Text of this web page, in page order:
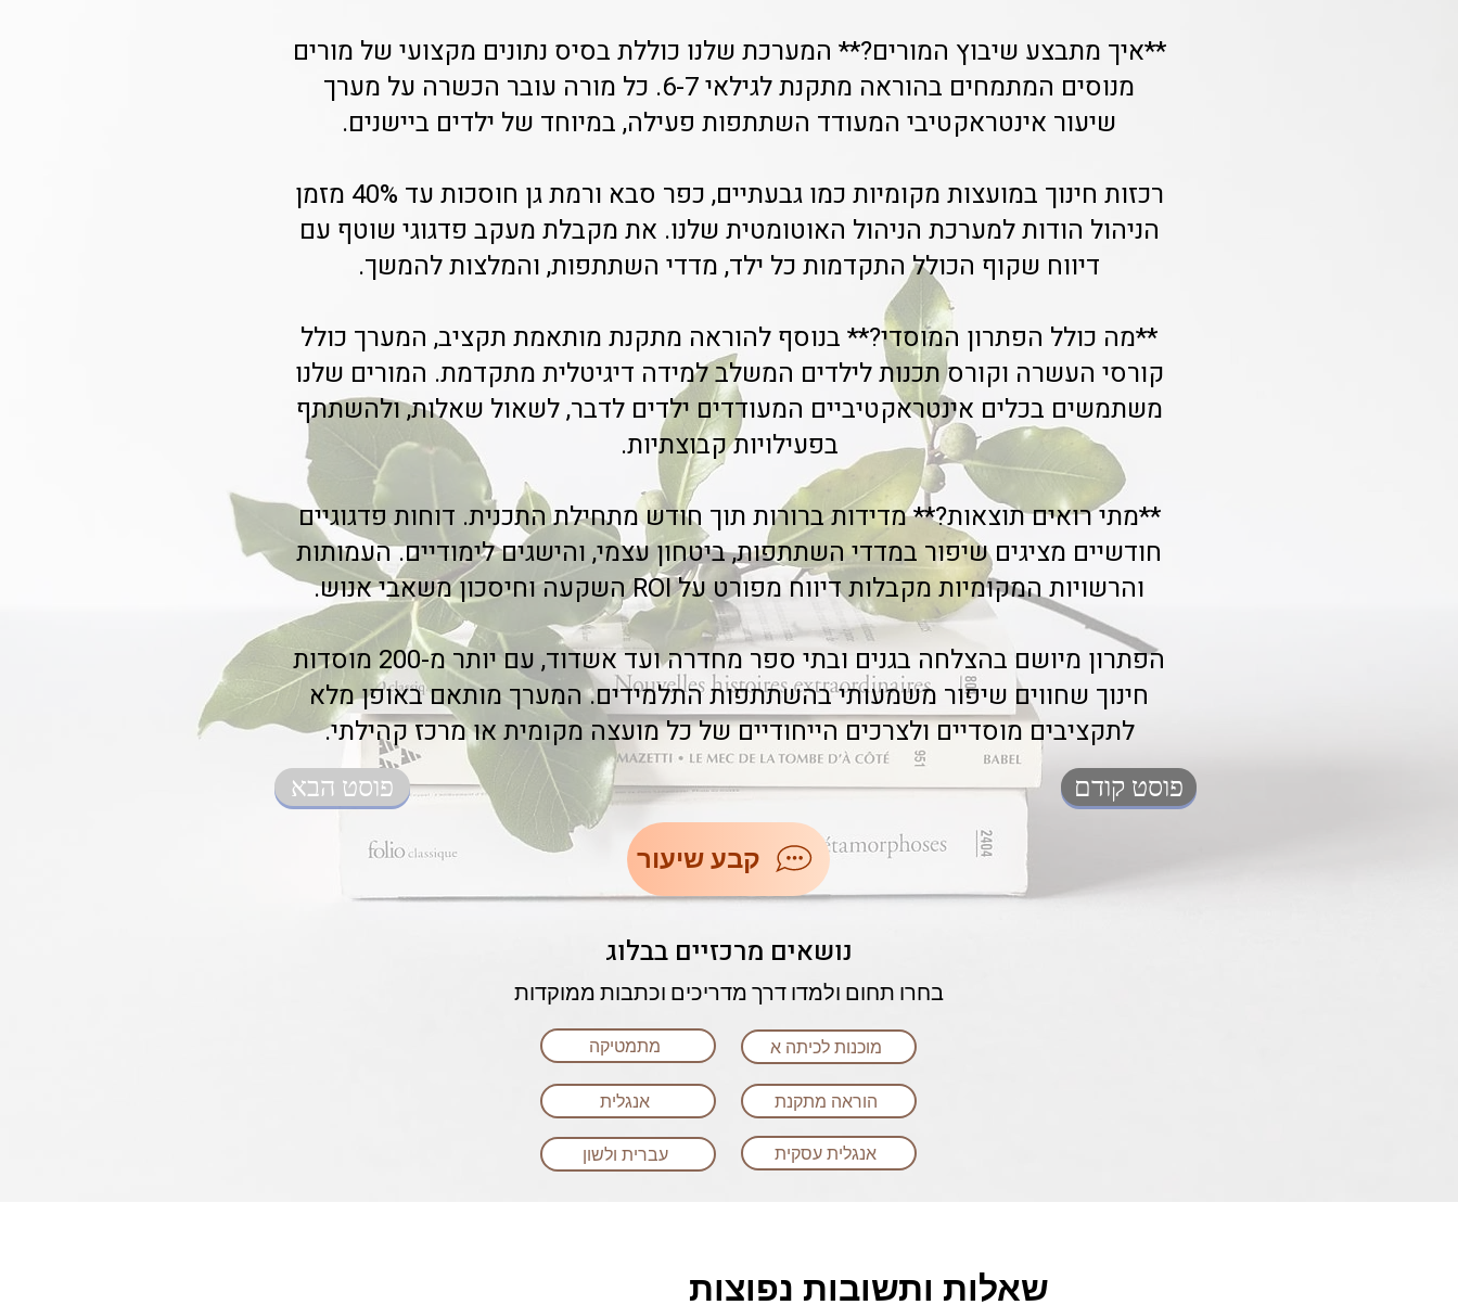
**איך מתבצע שיבוץ המורים?** המערכת שלנו כוללת בסיס נתונים מקצועי של מורים
מנוסים המתמחים בהוראה מתקנת לגילאי 6-7. כל מורה עובר הכשרה על מערך
שיעור אינטראקטיבי המעודד השתתפות פעילה, במיוחד של ילדים ביישנים.
רכזות חינוך במועצות מקומיות כמו גבעתיים, כפר סבא ורמת גן חוסכות עד 40% מזמן
הניהול הודות למערכת הניהול האוטומטית שלנו. את מקבלת מעקב פדגוגי שוטף עם
דיווח שקוף הכולל התקדמות כל ילד, מדדי השתתפות, והמלצות להמשך.
**מה כולל הפתרון המוסדי?** בנוסף להוראה מתקנת מותאמת תקציב, המערך כולל
קורסי העשרה וקורס תכנות לילדים המשלב למידה דיגיטלית מתקדמת. המורים שלנו
משתמשים בכלים אינטראקטיביים המעודדים ילדים לדבר, לשאול שאלות, ולהשתתף
בפעילויות קבוצתיות.
**מתי רואים תוצאות?** מדידות ברורות תוך חודש מתחילת התכנית. דוחות פדגוגיים
חודשיים מציגים שיפור במדדי השתתפות, ביטחון עצמי, והישגים לימודיים. העמותות
והרשויות המקומיות מקבלות דיווח מפורט על ROI השקעה וחיסכון משאבי אנוש.
הפתרון מיושם בהצלחה בגנים ובתי ספר מחדרה ועד אשדוד, עם יותר מ-200 מוסדות
חינוך שחווים שיפור משמעותי בהשתתפות התלמידים. המערך מותאם באופן מלא
לתקציבים מוסדיים ולצרכים הייחודיים של כל מועצה מקומית או מרכז קהילתי.
פוסט הבא פוסט קודם
קבע שיעור
נושאים מרכזיים בבלוג
בחרו תחום ולמדו דרך מדריכים וכתבות ממוקדות
מוכנות לכיתה א מתמטיקה
הוראה מתקנת
אנגלית עסקית
אנגלית
עברית ולשון
שאלות ותשובות נפוצות